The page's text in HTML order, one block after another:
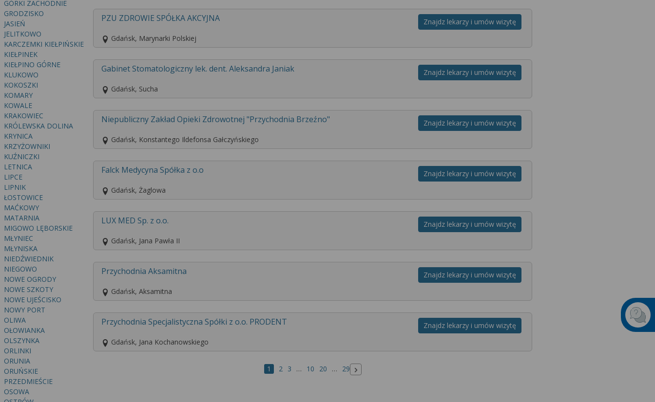
GÓRKI ZACHODNIE
GRODZISKO
JASIEŃ
JELITKOWO
KARCZEMKI KIEŁPIŃSKIE
KIEŁPINEK
KIEŁPINO GÓRNE
KLUKOWO
KOKOSZKI
KOMARY
KOWALE
KRAKOWIEC
KRÓLEWSKA DOLINA
KRYNICA
KRZYŻOWNIKI
KUŹNICZKI
LETNICA
LIPCE
LIPNIK
ŁOSTOWICE
MAĆKOWY
MATARNIA
MIGOWO LĘBORSKIE
MŁYNIEC
MŁYNISKA
NIEDŹWIEDNIK
NIEGOWO
NOWE OGRODY
NOWE SZKOTY
NOWE UJEŚCISKO
NOWY PORT
OLIWA
OŁOWIANKA
OLSZYNKA
ORLINKI
ORUNIA
ORUŃSKIE
PRZEDMIEŚCIE
OSOWA
PZU ZDROWIE SPÓŁKA AKCYJNA
Gdańsk, Marynarki Polskiej
Znajdz lekarzy i umów wizytę
Gabinet Stomatologiczny lek. dent. Aleksandra Janiak
Gdańsk, Sucha
Znajdz lekarzy i umów wizytę
Niepubliczny Zakład Opieki Zdrowotnej "Przychodnia Brzeźno"
Gdańsk, Konstantego Ildefonsa Gałczyńskiego
Znajdz lekarzy i umów wizytę
Falck Medycyna Spółka z o.o
Gdańsk, Żaglowa
Znajdz lekarzy i umów wizytę
LUX MED Sp. z o.o.
Gdańsk, Jana Pawła II
Znajdz lekarzy i umów wizytę
Przychodnia Aksamitna
Gdańsk, Aksamitna
Znajdz lekarzy i umów wizytę
Przychodnia Specjalistyczna Spółki z o.o. PRODENT
Gdańsk, Jana Kochanowskiego
Znajdz lekarzy i umów wizytę
1 2 3 … 10 20 … 29
Następna strona